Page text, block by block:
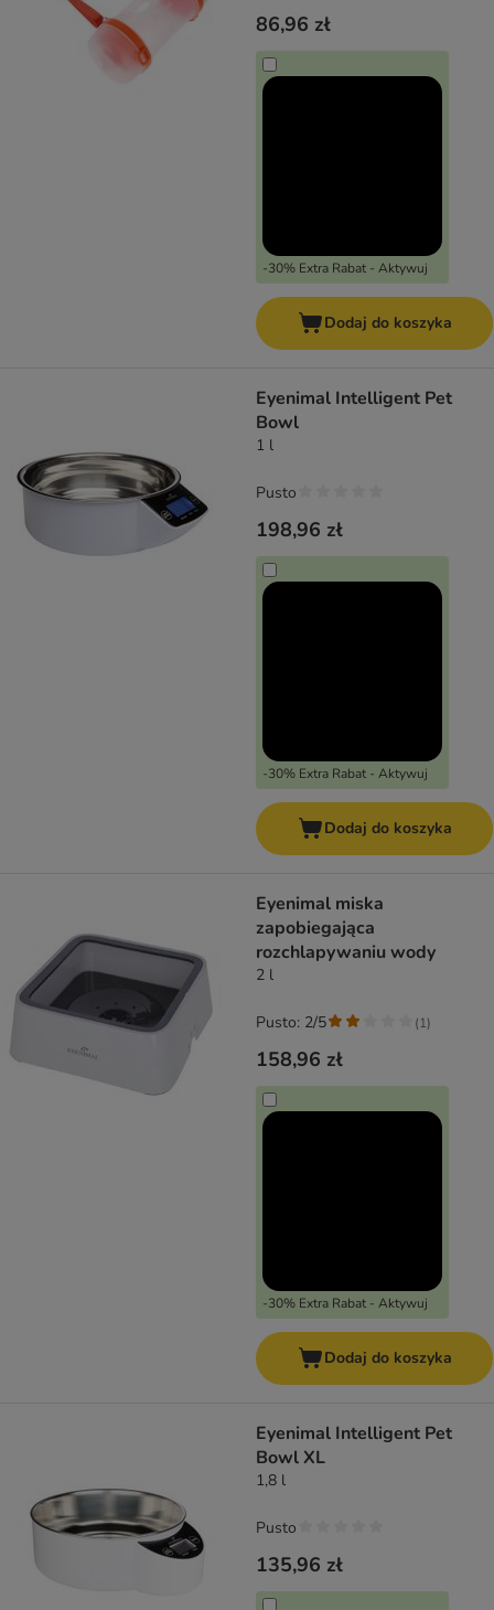
86,96 zł
-30% Extra Rabat - Aktywuj
Dodaj do koszyka
Eyenimal Intelligent Pet
Bowl
1 l
198,96 zł
-30% Extra Rabat - Aktywuj
Pusto
Dodaj do koszyka
Eyenimal miska
zapobiegająca
rozchlapywaniu wody
2 l
158,96 zł
-30% Extra Rabat - Aktywuj
Pusto: 2/5 (1)
Dodaj do koszyka
Eyenimal Intelligent Pet
Bowl XL
1,8 l
135,96 zł
Pusto